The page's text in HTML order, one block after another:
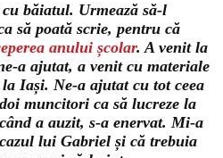
băiatul. Urmează să-l
să poată scrie, pentru că
anului școlar. A venit la
a ajutat, a venit cu materiale
Iași. Ne-a ajutat cu tot ceea
muncitori ca să lucreze la
a auzit, s-a enervat. Mi-a
lui Gabriel și că trebuia